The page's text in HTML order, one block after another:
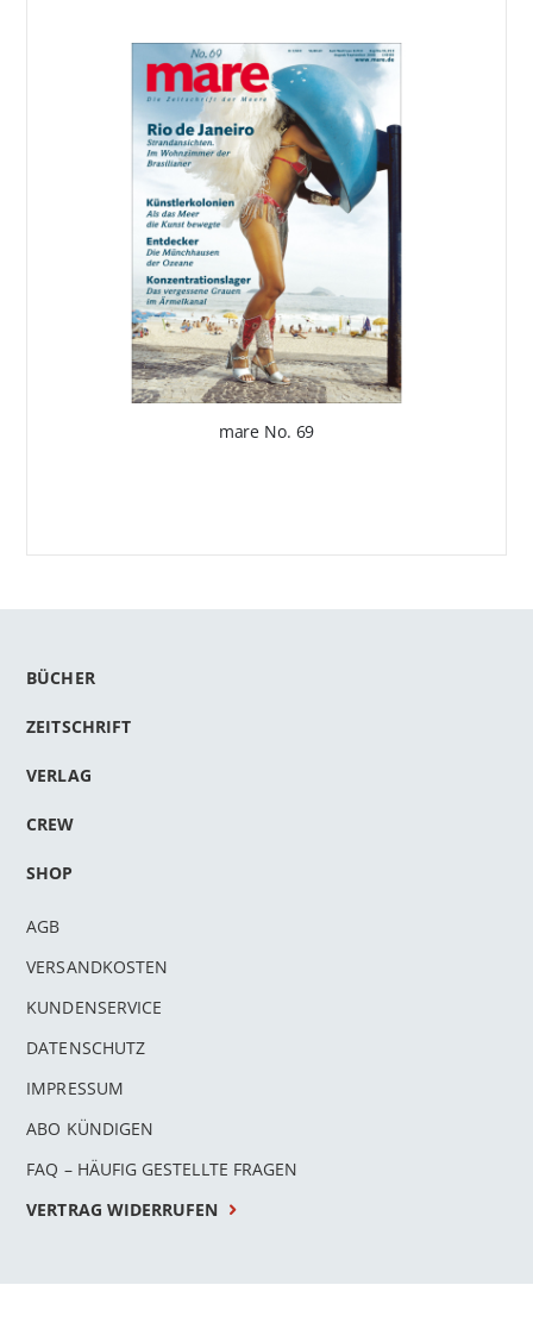
mare No. 69
BÜCHER
ZEITSCHRIFT
VERLAG
CREW
SHOP
AGB
VERSANDKOSTEN
KUNDENSERVICE
DATENSCHUTZ
IMPRESSUM
ABO KÜNDIGEN
FAQ – HÄUFIG GESTELLTE FRAGEN
VERTRAG WIDERRUFEN